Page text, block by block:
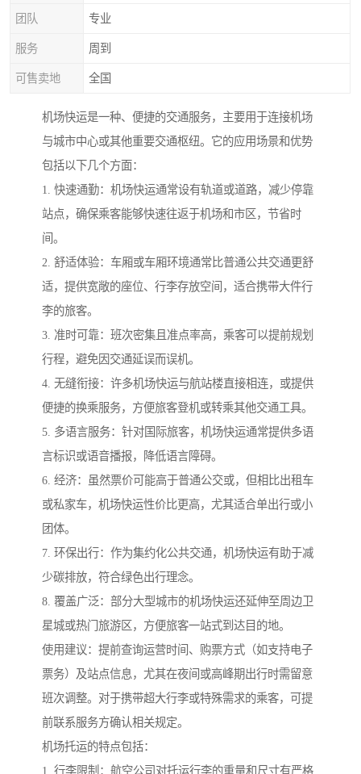
团队 专业
服务 周到
可售卖地 全国
机场快运是一种、便捷的交通服务，主要用于连接机场
与城市中心或其他重要交通枢纽。它的应用场景和优势
包括以下几个方面：
1. 快速通勤：机场快运通常设有轨道或道路，减少停靠
站点，确保乘客能够快速往返于机场和市区，节省时
间。
2. 舒适体验：车厢或车厢环境通常比普通公共交通更舒
适，提供宽敞的座位、行李存放空间，适合携带大件行
李的旅客。
3. 准时可靠：班次密集且准点率高，乘客可以提前规划
行程，避免因交通延误而误机。
4. 无缝衔接：许多机场快运与航站楼直接相连，或提供
便捷的换乘服务，方便旅客登机或转乘其他交通工具。
5. 多语言服务：针对国际旅客，机场快运通常提供多语
言标识或语音播报，降低语言障碍。
6. 经济：虽然票价可能高于普通公交或，但相比出租车
或私家车，机场快运性价比更高，尤其适合单出行或小
团体。
7. 环保出行：作为集约化公共交通，机场快运有助于减
少碳排放，符合绿色出行理念。
8. 覆盖广泛：部分大型城市的机场快运还延伸至周边卫
星城或热门旅游区，方便旅客一站式到达目的地。
使用建议：提前查询运营时间、购票方式（如支持电子
票务）及站点信息，尤其在夜间或高峰期出行时需留意
班次调整。对于携带超大行李或特殊需求的乘客，可提
前联系服务方确认相关规定。
机场托运的特点包括：
1. 行李限制：航空公司对托运行李的重量和尺寸有严格